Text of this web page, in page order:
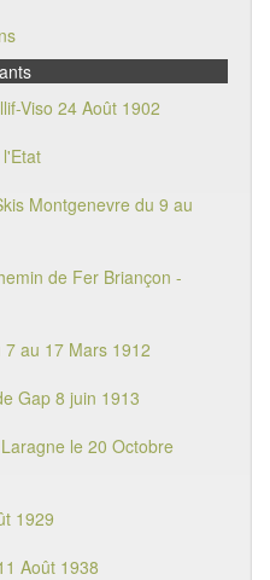
Viso 24 Août 1902
Montgenevre du 9 au
de Fer Briançon -
au 17 Mars 1912
Gap 8 juin 1913
le 20 Octobre
1929
Août 1938